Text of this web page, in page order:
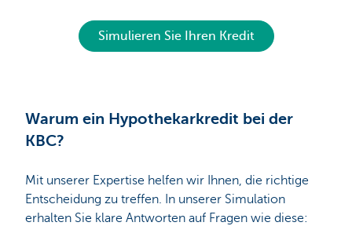
Simulieren Sie Ihren Kredit
Warum ein Hypothekarkredit bei der
KBC?
Mit unserer Expertise helfen wir Ihnen, die richtige
Entscheidung zu treffen. In unserer Simulation
erhalten Sie klare Antworten auf Fragen wie diese: